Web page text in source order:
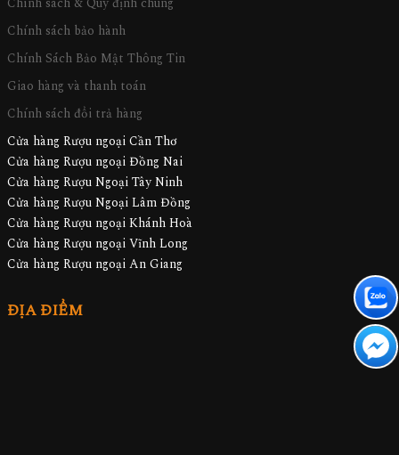
Chính sách bảo hành
Chính Sách Bảo Mật Thông Tin
Giao hàng và thanh toán
Chính sách đổi trả hàng
Cửa hàng Rượu ngoại Cần Thơ
Cửa hàng Rượu ngoại Đồng Nai
Cửa hàng Rượu Ngoại Tây Ninh
Cửa hàng Rượu Ngoại Lâm Đồng
Cửa hàng Rượu ngoại Khánh Hoà
Cửa hàng Rượu ngoại Vĩnh Long
Cửa hàng Rượu ngoại An Giang
ĐỊA ĐIỂM